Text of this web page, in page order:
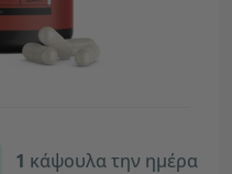
1 κάψουλα την ημέρα